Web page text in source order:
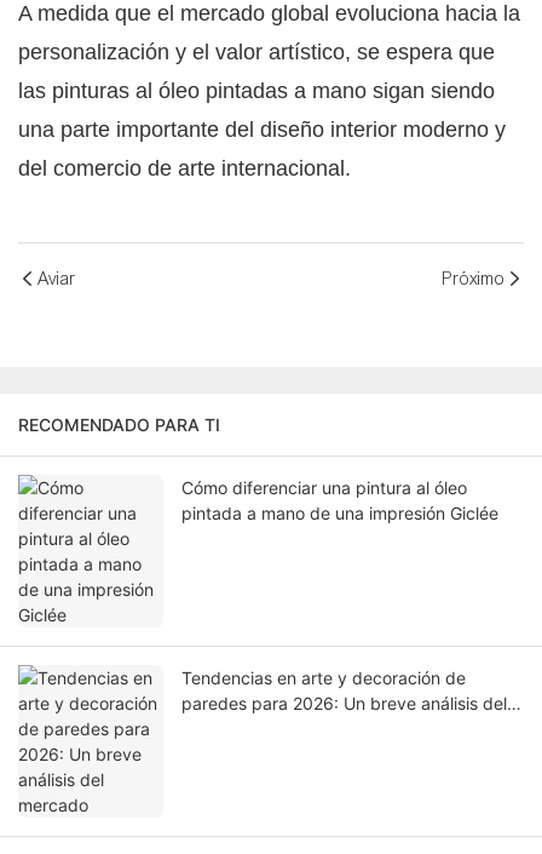
A medida que el mercado global evoluciona hacia la
personalización y el valor artístico, se espera que
las pinturas al óleo pintadas a mano sigan siendo
una parte importante del diseño interior moderno y
del comercio de arte internacional.
Aviar Próximo
RECOMENDADO PARA TI
Cómo diferenciar una pintura al óleo
pintada a mano de una impresión Giclée
Tendencias en arte y decoración de
paredes para 2026: Un breve análisis del